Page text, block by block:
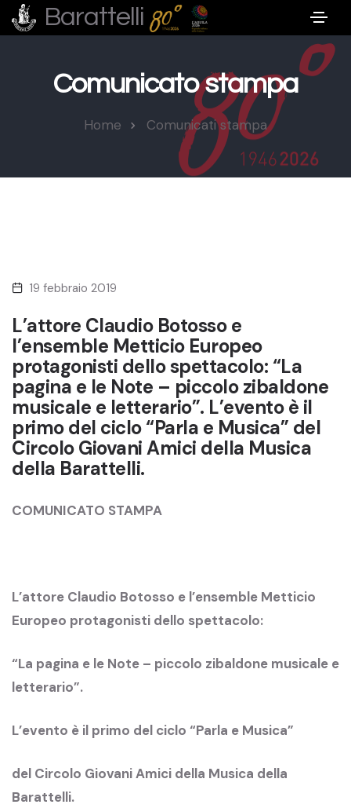
Barattelli
Comunicato stampa
Home Comunicati stampa
19 febbraio 2019
L’attore Claudio Botosso e
l’ensemble Metticio Europeo
protagonisti dello spettacolo: “La
pagina e le Note – piccolo zibaldone
musicale e letterario”. L’evento è il
primo del ciclo “Parla e Musica” del
Circolo Giovani Amici della Musica
della Barattelli.
COMUNICATO STAMPA
L’attore Claudio Botosso e l’ensemble Metticio
Europeo protagonisti dello spettacolo:
“La pagina e le Note – piccolo zibaldone musicale e
letterario”.
L’evento è il primo del ciclo “Parla e Musica”
del Circolo Giovani Amici della Musica della
Barattelli.